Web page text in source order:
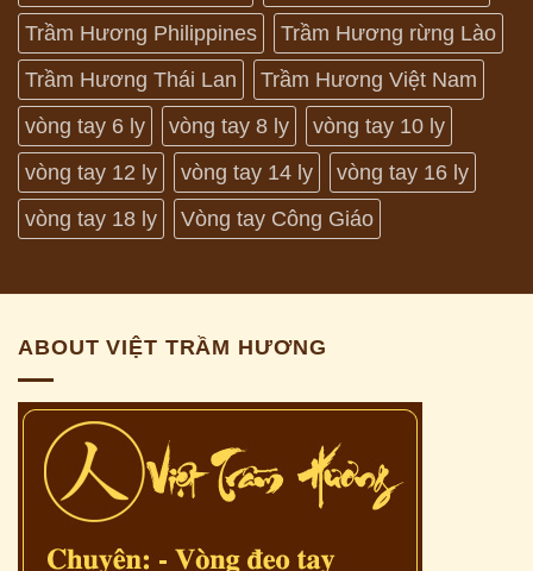
Trầm Hương Philippines
Trầm Hương rừng Lào
Trầm Hương Thái Lan
Trầm Hương Việt Nam
vòng tay 6 ly
vòng tay 8 ly
vòng tay 10 ly
vòng tay 12 ly
vòng tay 14 ly
vòng tay 16 ly
vòng tay 18 ly
Vòng tay Công Giáo
ABOUT VIỆT TRẦM HƯƠNG